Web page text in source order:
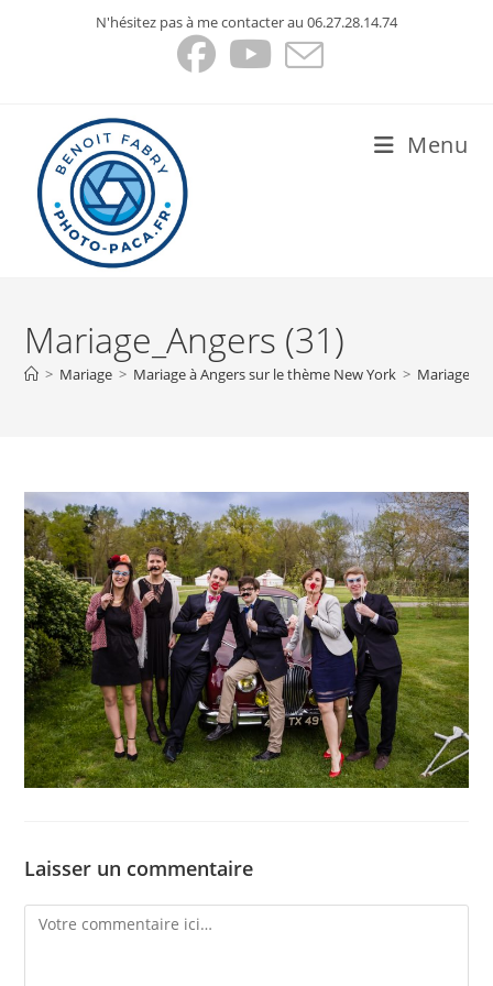
N'hésitez pas à me contacter au 06.27.28.14.74
Menu
Mariage_Angers (31)
> Mariage > Mariage à Angers sur le thème New York >
Laisser un commentaire
Comment